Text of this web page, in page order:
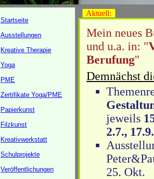
Startseite
Ausstellungen
Kreative Therapie
Yoga
PME
Zertifikate Yoga/PME
Papierkunst
Filzkunst
Kreativwerkstatt
Schulprojekte
Veröffentlichungen
Aktuell:
Mein neues
und u.a. in: "
Berufung"
Demnächst
jeweils
2.7.,
25. Okt.